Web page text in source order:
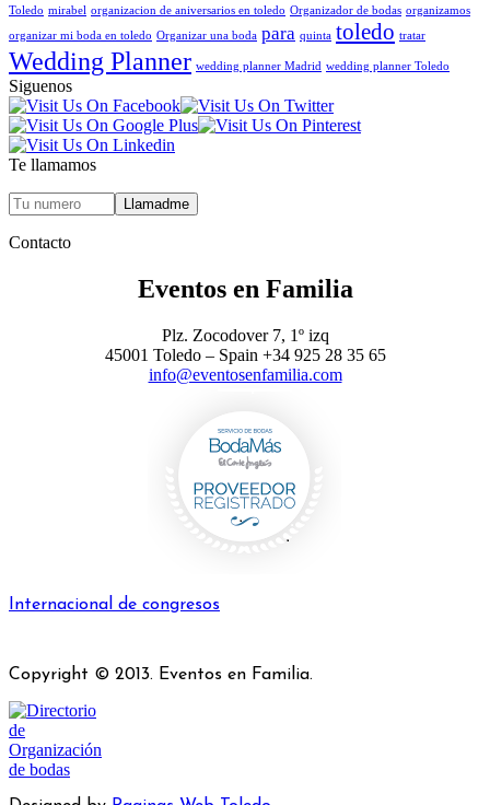
Toledo mirabel organizacion de aniversarios en toledo Organizador de bodas organizamos
organizar mi boda en toledo Organizar una boda para quinta toledo tratar
Wedding Planner wedding planner Madrid wedding planner Toledo
Siguenos
Te llamamos
Contacto
Eventos en Familia
Plz. Zocodover 7, 1º izq
45001 Toledo – Spain +34 925 28 35 65
info@eventosenfamilia.com
Internacional de congresos
Copyright © 2013. Eventos en Familia.